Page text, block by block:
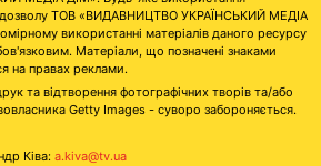
дозволу ТОВ «ВИДАВНИЦТВО УКРАЇНСЬКИЙ МЕДІА
використанні матеріалів даного ресурсу
Матеріали, що позначені знаками
на правах реклами.
та відтворення фотографічних творів та/або
Getty Images - суворо забороняється.
Ківа: a.kiva@tv.ua